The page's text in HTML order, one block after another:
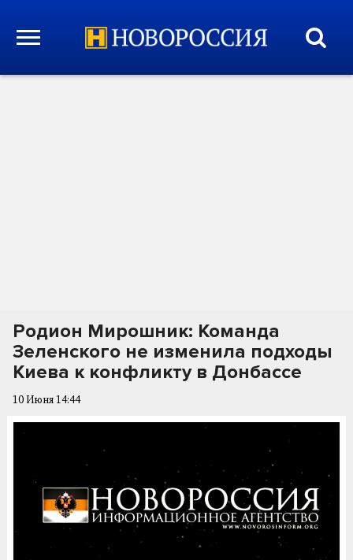
Родион Мирошник: Команда
Зеленского не изменила подходы
Киева к конфликту в Донбассе
10 Июня 14:44